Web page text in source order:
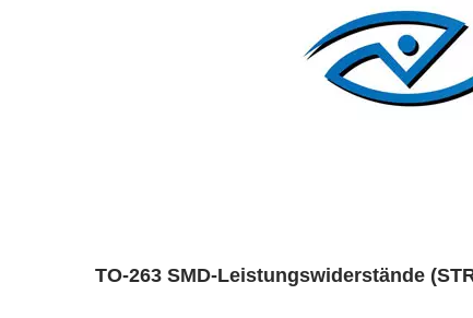
TO-263 SMD-Leistungswiderstände